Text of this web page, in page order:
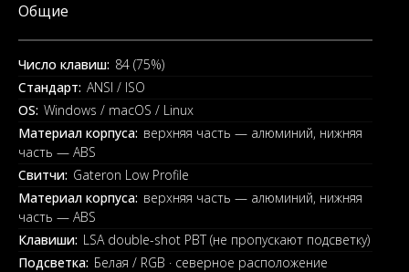
Общие
Число клавиш: 84 (75%)
Стандарт: ANSI / ISO
OS: Windows / macOS / Linux
Материал корпуса: верхняя часть — алюминий, нижняя
часть — ABS
Свитчи: Gateron Low Profile
Материал корпуса: верхняя часть — алюминий, нижняя
часть — ABS
Клавиши: LSA double-shot PBT (не пропускают подсветку)
Подсветка: Белая / RGB · северное расположение